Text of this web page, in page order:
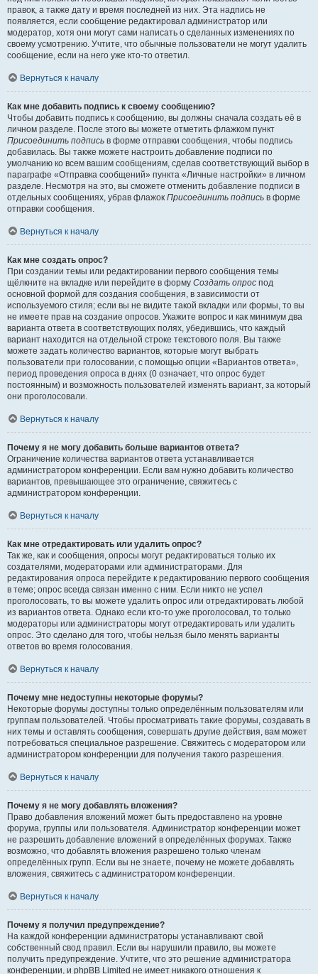
правок, а также дату и время последней из них. Эта надпись не
появляется, если сообщение редактировал администратор или
модератор, хотя они могут сами написать о сделанных изменениях по
своему усмотрению. Учтите, что обычные пользователи не могут удалить
сообщение, если на него уже кто-то ответил.
Вернуться к началу
Как мне добавить подпись к своему сообщению?
Чтобы добавить подпись к сообщению, вы должны сначала создать её в
личном разделе. После этого вы можете отметить флажком пункт
Присоединить подпись в форме отправки сообщения, чтобы подпись
добавилась. Вы также можете настроить добавление подписи по
умолчанию ко всем вашим сообщениям, сделав соответствующий выбор в
параграфе «Отправка сообщений» пункта «Личные настройки» в личном
разделе. Несмотря на это, вы сможете отменить добавление подписи в
отдельных сообщениях, убрав флажок Присоединить подпись в форме
отправки сообщения.
Вернуться к началу
Как мне создать опрос?
При создании темы или редактировании первого сообщения темы
щёлкните на вкладке или перейдите в форму Создать опрос под
основной формой для создания сообщения, в зависимости от
используемого стиля; если вы не видите такой вкладки или формы, то вы
не имеете прав на создание опросов. Укажите вопрос и как минимум два
варианта ответа в соответствующих полях, убедившись, что каждый
вариант находится на отдельной строке текстового поля. Вы также
можете задать количество вариантов, которые могут выбрать
пользователи при голосовании, с помощью опции «Вариантов ответа»,
период проведения опроса в днях (0 означает, что опрос будет
постоянным) и возможность пользователей изменять вариант, за который
они проголосовали.
Вернуться к началу
Почему я не могу добавить больше вариантов ответа?
Ограничение количества вариантов ответа устанавливается
администратором конференции. Если вам нужно добавить количество
вариантов, превышающее это ограничение, свяжитесь с
администратором конференции.
Вернуться к началу
Как мне отредактировать или удалить опрос?
Так же, как и сообщения, опросы могут редактироваться только их
создателями, модераторами или администраторами. Для
редактирования опроса перейдите к редактированию первого сообщения
в теме; опрос всегда связан именно с ним. Если никто не успел
проголосовать, то вы можете удалить опрос или отредактировать любой
из вариантов ответа. Однако если кто-то уже проголосовал, то только
модераторы или администраторы могут отредактировать или удалить
опрос. Это сделано для того, чтобы нельзя было менять варианты
ответов во время голосования.
Вернуться к началу
Почему мне недоступны некоторые форумы?
Некоторые форумы доступны только определённым пользователям или
группам пользователей. Чтобы просматривать такие форумы, создавать в
них темы и оставлять сообщения, совершать другие действия, вам может
потребоваться специальное разрешение. Свяжитесь с модератором или
администратором конференции для получения такого разрешения.
Вернуться к началу
Почему я не могу добавлять вложения?
Право добавления вложений может быть предоставлено на уровне
форума, группы или пользователя. Администратор конференции может
не разрешить добавление вложений в определённых форумах. Также
возможно, что добавлять вложения разрешено только членам
определённых групп. Если вы не знаете, почему не можете добавлять
вложения, свяжитесь с администратором конференции.
Вернуться к началу
Почему я получил предупреждение?
На каждой конференции администраторы устанавливают свой
собственный свод правил. Если вы нарушили правило, вы можете
получить предупреждение. Учтите, что это решение администратора
конференции, и phpBB Limited не имеет никакого отношения к